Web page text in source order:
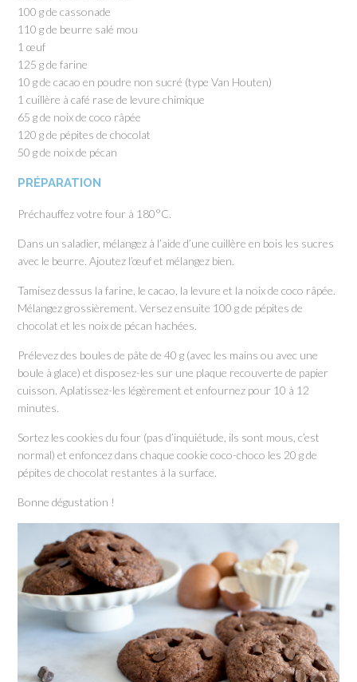
100 g de cassonade
110 g de beurre salé mou
1 œuf
125 g de farine
10 g de cacao en poudre non sucré (type Van Houten)
1 cuillère à café rase de levure chimique
65 g de noix de coco râpée
120 g de pépites de chocolat
50 g de noix de pécan
PRÉPARATION
Préchauffez votre four à 180°C.
Dans un saladier, mélangez à l’aide d’une cuillère en bois les sucres
avec le beurre. Ajoutez l’œuf et mélangez bien.
Tamisez dessus la farine, le cacao, la levure et la noix de coco râpée.
Mélangez grossièrement. Versez ensuite 100 g de pépites de
chocolat et les noix de pécan hachées.
Prélevez des boules de pâte de 40 g (avec les mains ou avec une
boule à glace) et disposez-les sur une plaque recouverte de papier
cuisson. Aplatissez-les légèrement et enfournez pour 10 à 12
minutes.
Sortez les cookies du four (pas d’inquiétude, ils sont mous, c’est
normal) et enfoncez dans chaque cookie coco-choco les 20 g de
pépites de chocolat restantes à la surface.
Bonne dégustation !